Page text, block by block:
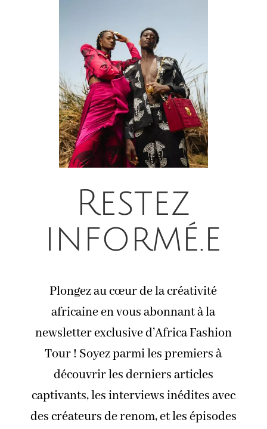
Restez
informé.e
Plongez au cœur de la créativité
africaine en vous abonnant à la
newsletter exclusive d’Africa Fashion
Tour ! Soyez parmi les premiers à
découvrir les derniers articles
captivants, les interviews inédites avec
des créateurs de renom, et les épisodes